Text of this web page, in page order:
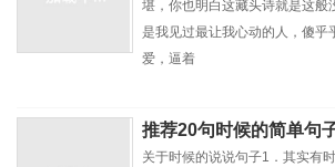
堪，你也明白这藏头诗就是这般
是我见过最让我心动的人，傻乎
爱，逼着
关于时候的说说句子1．其实有